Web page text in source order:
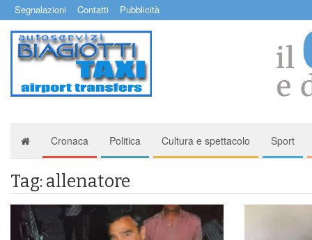
Segnalazioni Contatti Pubblicità
Cronaca Politica Cultura e spettacolo Sport
Tag: allenatore